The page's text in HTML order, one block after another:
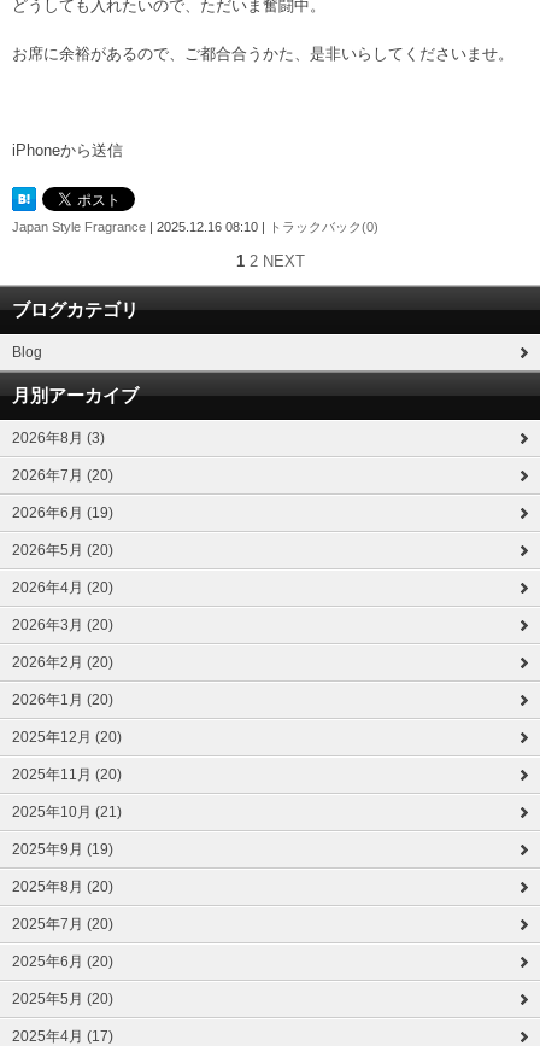
どうしても入れたいので、ただいま奮闘中。
お席に余裕があるので、ご都合合うかた、是非いらしてくださいませ。
iPhoneから送信
Japan Style Fragrance | 2025.12.16 08:10 | トラックバック(0)
1 2 NEXT
ブログカテゴリ
Blog
月別アーカイブ
2026年8月 (3)
2026年7月 (20)
2026年6月 (19)
2026年5月 (20)
2026年4月 (20)
2026年3月 (20)
2026年2月 (20)
2026年1月 (20)
2025年12月 (20)
2025年11月 (20)
2025年10月 (21)
2025年9月 (19)
2025年8月 (20)
2025年7月 (20)
2025年6月 (20)
2025年5月 (20)
2025年4月 (17)